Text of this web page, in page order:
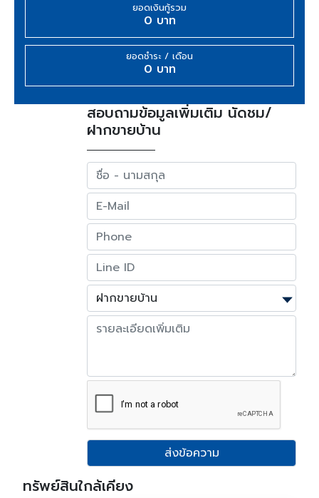
ยอดเงินกู้รวม
0 บาท
ยอดชำระ / เดือน
0 บาท
สอบถามข้อมูลเพิ่มเติม นัดชม/
ฝากขายบ้าน
ส่งข้อความ
ทรัพย์สินใกล้เคียง